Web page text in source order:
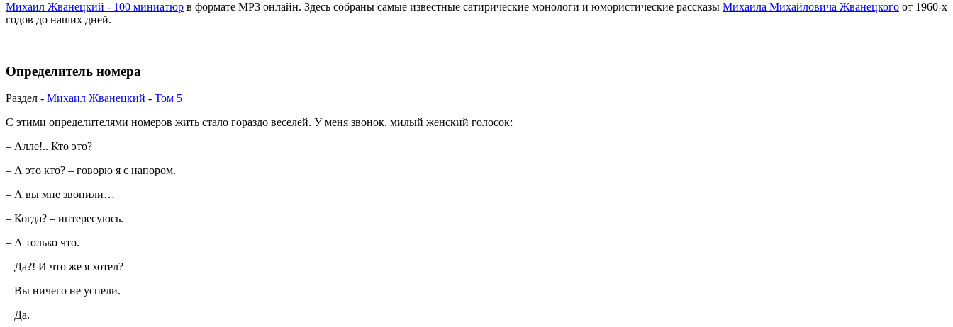
Михаил Жванецкий - 100 миниатюр в формате MP3 онлайн. Здесь собраны самые известные сатирические монологи и юмористические рассказы Михаила Михайловича Жванецкого от 1960-х
годов до наших дней.
Определитель номера
Раздел - Михаил Жванецкий - Том 5
С этими определителями номеров жить стало гораздо веселей. У меня звонок, милый женский голосок:
– Алле!.. Кто это?
– А это кто? – говорю я с напором.
– А вы мне звонили…
– Когда? – интересуюсь.
– А только что.
– Да?! И что же я хотел?
– Вы ничего не успели.
– Да.